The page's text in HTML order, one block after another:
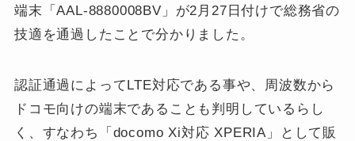
端末「AAL-8880008BV」が2月27日付けで総務省の
技適を通過したことで分かりました。
認証通過によってLTE対応である事や、周波数から
ドコモ向けの端末であることも判明しているらし
く、すなわち「docomo Xi対応 XPERIA」として販